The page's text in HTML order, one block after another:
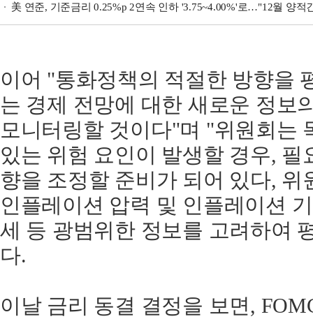
美 연준, 기준금리 0.25%p 2연속 인하 '3.75~4.00%'로…"12월 양적
이어 "통화정책의 적절한 방향을
는 경제 전망에 대한 새로운 정보
모니터링할 것이다"며 "위원회는
있는 위험 요인이 발생할 경우, 필
향을 조정할 준비가 되어 있다, 위
인플레이션 압력 및 인플레이션
세 등 광범위한 정보를 고려하여
다.
이날 금리 동결 결정을 보면,